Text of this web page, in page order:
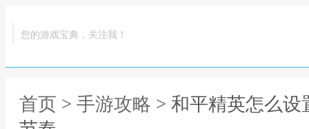
您的游戏宝典，关注我！
首页 > 手游攻略 > 和平精英怎么